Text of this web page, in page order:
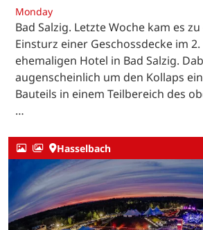
Monday
Bad Salzig. Letzte Woche kam es
Einsturz einer Geschossdecke im
ehemaligen Hotel in Bad Salzig.
augenscheinlich um den Kollaps
Bauteils in einem Teilbereich des
…
Hasselbach